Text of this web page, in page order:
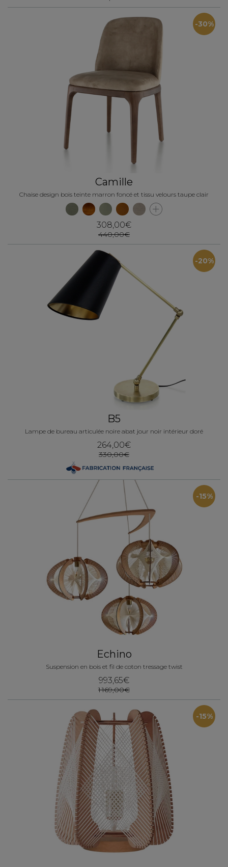
-30%
Camille
Chaise design bois teinte marron foncé et tissu velours taupe clair
308,00€
440,00€
-20%
B5
Lampe de bureau articulée noire abat jour noir intérieur doré
264,00€
330,00€
-15%
Echino
Suspension en bois et fil de coton tressage twist
993,65€
1 169,00€
-15%